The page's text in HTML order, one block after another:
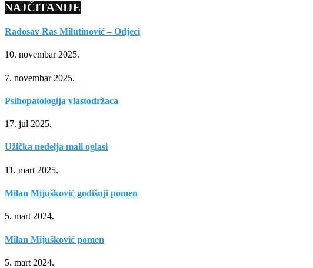
NAJČITANIJE
Radosav Ras Milutinović – Odjeci
10. novembar 2025.
7. novembar 2025.
Psihopatologija vlastodržaca
17. jul 2025.
Užička nedelja mali oglasi
11. mart 2025.
Milan Mijušković godišnji pomen
5. mart 2024.
Milan Mijušković pomen
5. mart 2024.